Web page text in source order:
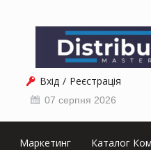
Вхід Реєстрація
07 серпня 2026
Маркетинг Каталог